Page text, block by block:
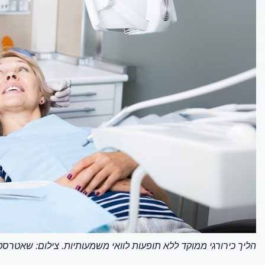
הליך כירורגי ממוקד ללא תופעות לוואי משמעותיות. צילום: